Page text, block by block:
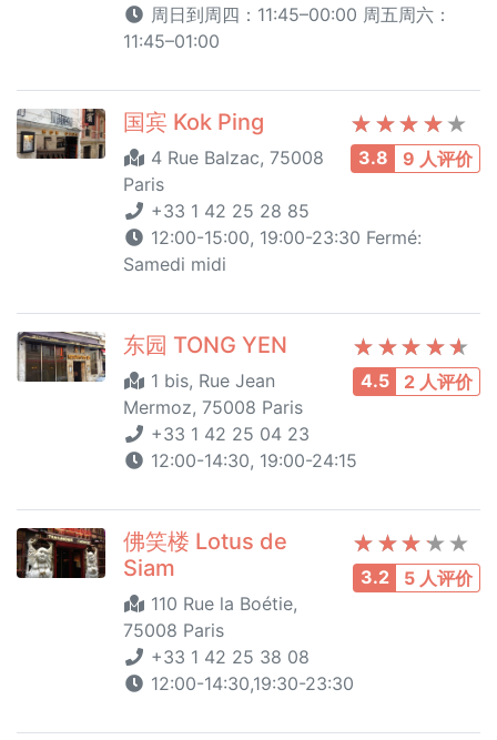
周日到周四：11:45–00:00 周五周六：
11:45–01:00
3.8 9 人评价
国宾 Kok Ping
4 Rue Balzac, 75008
Paris
+33 1 42 25 28 85
12:00-15:00, 19:00-23:30 Fermé:
Samedi midi
4.5 2 人评价
东园 TONG YEN
1 bis, Rue Jean
Mermoz, 75008 Paris
+33 1 42 25 04 23
12:00-14:30, 19:00-24:15
3.2 5 人评价
佛笑楼 Lotus de
Siam
110 Rue la Boétie,
75008 Paris
+33 1 42 25 38 08
12:00-14:30,19:30-23:30